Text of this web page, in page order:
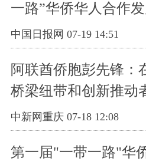
一路”华侨华人合作
中国日报网 07-19 14:51
阿联酋侨胞彭先锋：
桥梁纽带和创新推动
中新网重庆 07-18 12:08
第一届"一带一路"华